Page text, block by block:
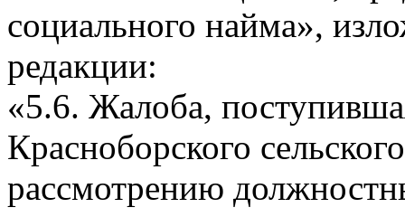
социального найма»,
редакции:
«5.6. Жалоба,
Красноборского
рассмотрению